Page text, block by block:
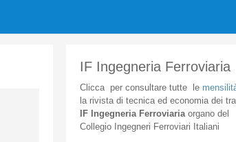
IF Ingegneria Ferroviaria
Cliccaper consultare tuttele
la rivista di tecnica ed economia dei
IF Ingegneria Ferroviaria organodel
Collegio
Ingegneri Ferroviari Italiani